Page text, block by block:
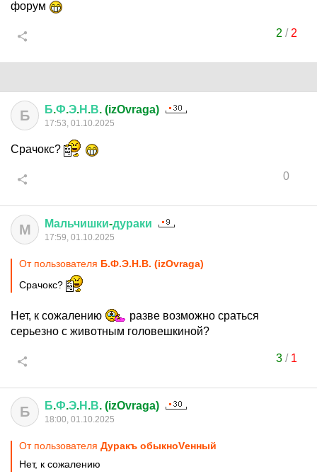
форум
2 / 2
Б Б.Ф.Э.Н .В. (izOvraga)
17:53, 01.10.2025
Срачокс?
0
М Мальчишки-дураки
17:59, 01.10.2025
От пользователя Б.Ф.Э.Н.В. (izOvraga)
Срачокс?
Нет, к сожалению
разве возможно сраться
серьезно с животным головешкиной?
3/ 1
Б Б.Ф.Э.Н .В. (izOvraga)
18:00, 01.10.2025
От пользователя Дуракъ обыкноVенный
Нет, к сожалению